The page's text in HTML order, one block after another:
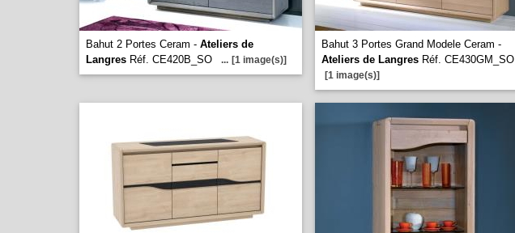
Bahut 2 Portes Ceram - Ateliers de
Langres Réf. CE420B_SO ... [1 image(s)]
Bahut 3 Portes Grand Modele Ceram -
Ateliers de Langres Réf. CE430GM_SO
[1 image(s)]